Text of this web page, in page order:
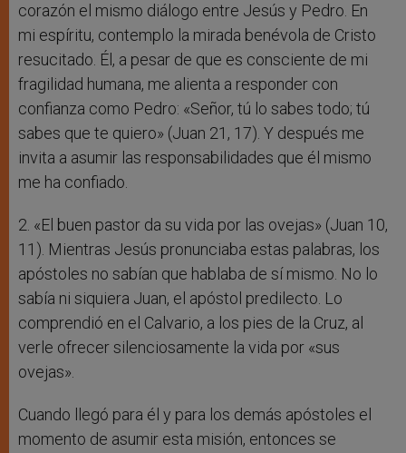
corazón el mismo diálogo entre Jesús y Pedro. En
mi espíritu, contemplo la mirada benévola de Cristo
resucitado. Él, a pesar de que es consciente de mi
fragilidad humana, me alienta a responder con
confianza como Pedro: «Señor, tú lo sabes todo; tú
sabes que te quiero» (Juan 21, 17). Y después me
invita a asumir las responsabilidades que él mismo
me ha confiado.
2. «El buen pastor da su vida por las ovejas» (Juan 10,
11). Mientras Jesús pronunciaba estas palabras, los
apóstoles no sabían que hablaba de sí mismo. No lo
sabía ni siquiera Juan, el apóstol predilecto. Lo
comprendió en el Calvario, a los pies de la Cruz, al
verle ofrecer silenciosamente la vida por «sus
ovejas».
Cuando llegó para él y para los demás apóstoles el
momento de asumir esta misión, entonces se